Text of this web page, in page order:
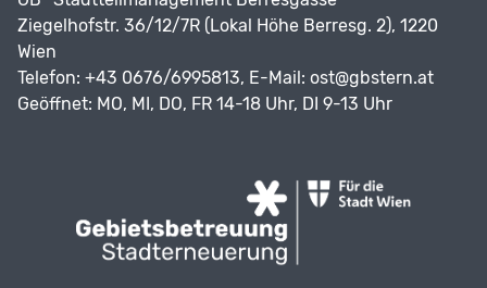
Ziegelhofstr. 36/12/7R (Lokal Höhe Berresg. 2), 1220
Wien
Telefon: +43 0676/6995813, E-Mail: ost@gbstern.at
Geöffnet: MO, MI, DO, FR 14-18 Uhr, DI 9-13 Uhr